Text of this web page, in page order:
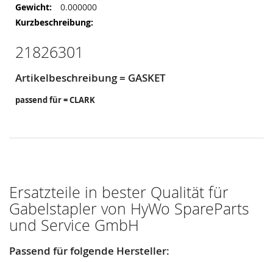
Mehr
Informationen
0.000000
21826301
Artikelbeschreibung = GASKET
passend für = CLARK
Ersatzteile in bester Qualität für
Gabelstapler von HyWo SpareParts
und Service GmbH
Passend für folgende Hersteller: